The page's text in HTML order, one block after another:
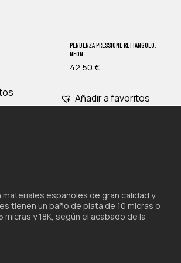
PENDENZA PRESSIONE RETTANGOLO.
NEON
42,50 €
Añadir a favoritos
materiales españoles de gran calidad y
tienen un baño de plata de 10 micras o
micras y 18K, según el acabado de la